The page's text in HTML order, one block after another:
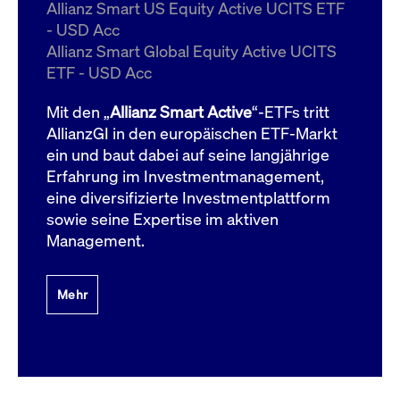
Allianz Smart US Equity Active UCITS ETF
- USD Acc
Allianz Smart Global Equity Active UCITS
ETF - USD Acc
Mit den „Allianz Smart Active“-ETFs tritt
AllianzGI in den europäischen ETF-Markt
ein und baut dabei auf seine langjährige
Erfahrung im Investmentmanagement,
eine diversifizierte Investmentplattform
sowie seine Expertise im aktiven
Management.
Mehr
ApplicationGatewayAffinityCORS
boerse.com
Domain
bis